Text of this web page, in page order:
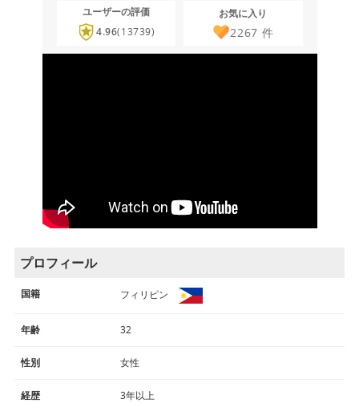
ユーザーの評価
4.96(13739)
お気に入り
2267 件
プロフィール
国籍 フィリピン
年齢 32
性別 女性
経歴 3年以上